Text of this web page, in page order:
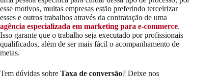
esse motivos, muitas empresas estão preferindo terceirizar
esses e outros trabalhos através da contratação de uma
agência especializada em marketing para e-commerce.
Isso garante que o trabalho seja executado por profissionais
qualificados, além de ser mais fácil o acompanhamento de
metas.
Tem dúvidas sobre Taxa de conversão? Deixe nos